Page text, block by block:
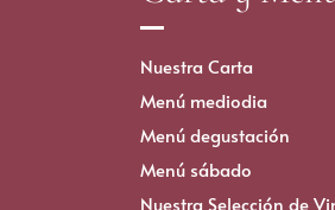
Nuestra Carta
Menú mediodia
Menú degustación
Menú sábado
Nuestra Selección de